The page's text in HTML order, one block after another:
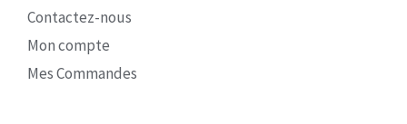
Contactez-nous
Mon compte
Mes Commandes